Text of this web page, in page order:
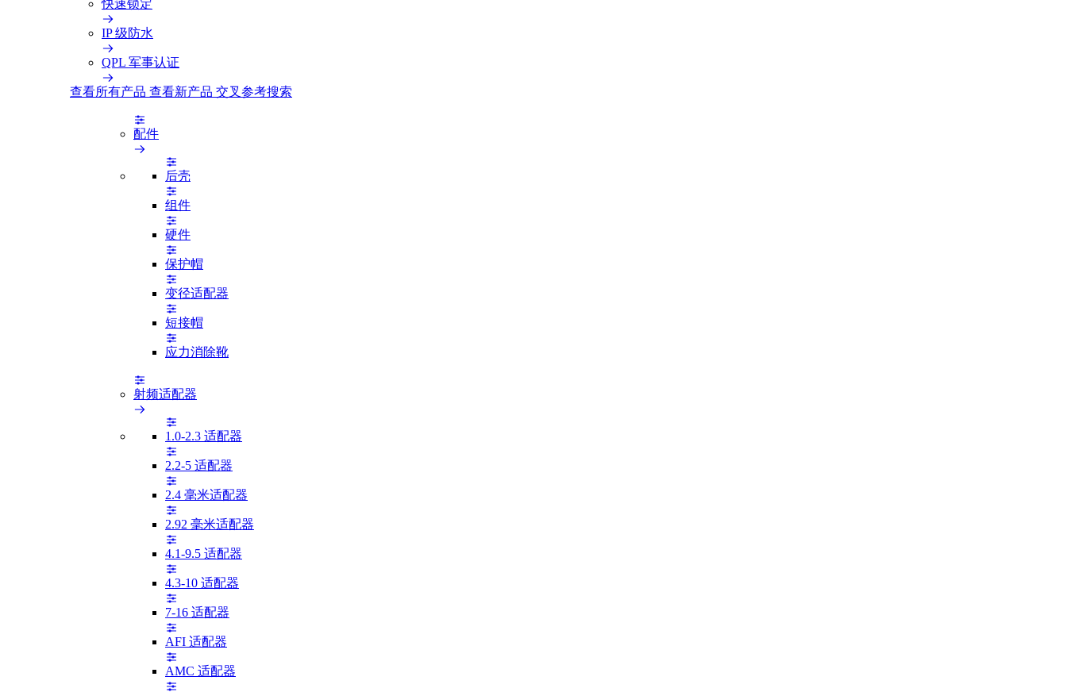
快速锁定
IP 级防水
QPL 军事认证
查看所有产品 查看新产品 交叉参考搜索
配件
后壳
组件
硬件
保护帽
变径适配器
短接帽
应力消除靴
射频适配器
1.0-2.3 适配器
2.2-5 适配器
2.4 毫米适配器
2.92 毫米适配器
4.1-9.5 适配器
4.3-10 适配器
7-16 适配器
AFI 适配器
AMC 适配器